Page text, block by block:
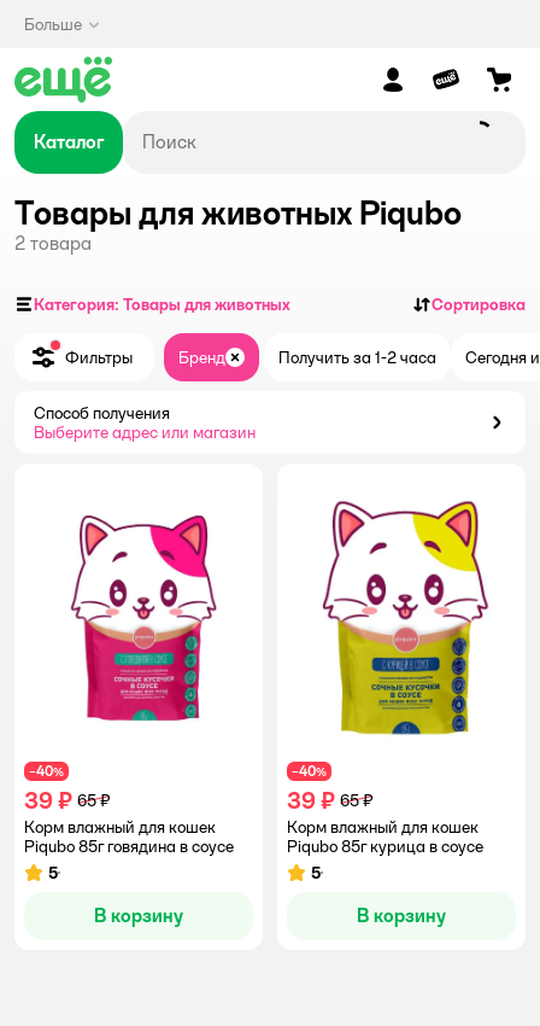
Больше
Каталог
Товары для животных Piqubo
2 товара
Категория: Товары для животных Сортировка
Фильтры Бренд ЗакрытьПолучить за 1-2 часа Сегодня
Способ получения
Выберите адрес или магазин
−40%
39 ₽ 65 ₽
Корм влажный для кошек
Piqubo 85г говядина в соусе
Рейтинг:
5
В корзину
−40%
39 ₽ 65 ₽
Корм влажный для кошек
Piqubo 85г курица в соусе
Рейтинг:
5
В корзину